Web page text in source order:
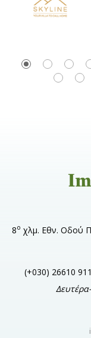
8ο χλμ. Εθν. Οδού
(+030) 26610